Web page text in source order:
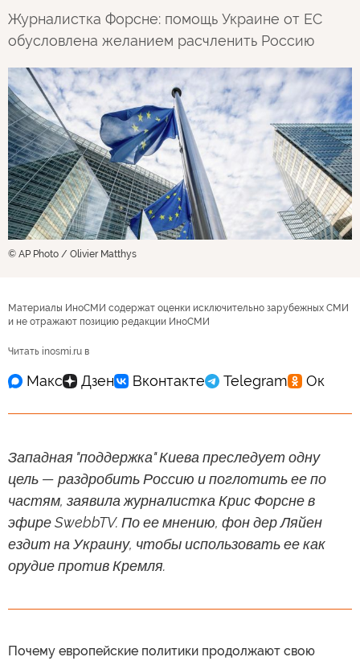
Журналистка Форсне: помощь Украине от ЕС
обусловлена желанием расчленить Россию
© AP Photo / Olivier Matthys
Материалы ИноСМИ содержат оценки исключительно зарубежных СМИ
и не отражают позицию редакции ИноСМИ
Читать inosmi.ru в
Западная "поддержка" Киева преследует одну
цель — раздробить Россию и поглотить ее по
частям, заявила журналистка Крис Форсне в
эфире SwebbTV. По ее мнению, фон дер Ляйен
ездит на Украину, чтобы использовать ее как
орудие против Кремля.
Почему европейские политики продолжают свою